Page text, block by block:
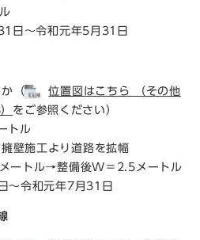
日～令和元年5月31日
（
位置図はこちら （その他
をご参照ください）
トル
壁施工より道路を拡幅
ートル→整備後W＝2.5メートル
～令和元年7月31日